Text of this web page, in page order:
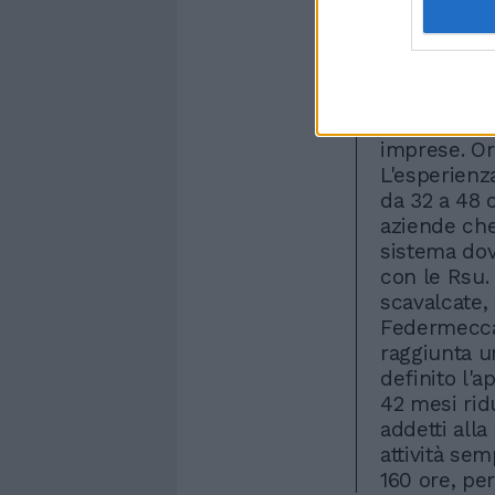
entro il
sulla
imprese.
da 32 a 48
aziende
sistema
con le
raggiunta
definito
42 mesi
addetti alla
attività
160 ore,